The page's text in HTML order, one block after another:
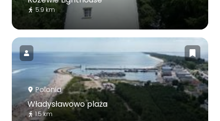
5.9 km
Polonia
Władysławowo plaża
1.5 km